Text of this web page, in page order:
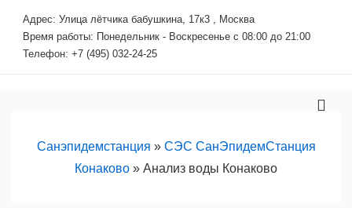
Перейти
Адрес: Улица лётчика бабушкина, 17к3 , Москва
Время работы: Понедельник - Воскресенье с 08:00 до 21:00
Телефон: +7 (495) 032-24-25
Санэпидемстанция » СЭС СанЭпидемСтанция
Конаково » Анализ воды Конаково